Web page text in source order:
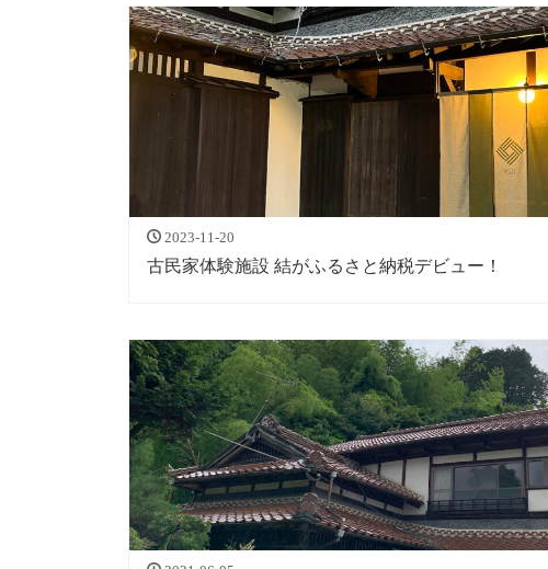
2023-11-20
古民家体験施設 結がふるさと納税デビュー！